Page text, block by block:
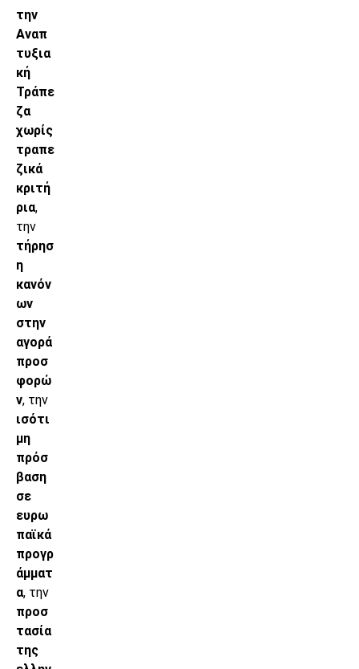
την
Αναπ
τυξια
κή
Τράπε
ζα
χωρίς
τραπε
ζικά
κριτή
ρια,
την
τήρησ
η
κανόν
ων
στην
αγορά
προσ
φορώ
ν, την
ισότι
μη
πρόσ
βαση
σε
ευρω
παϊκά
προγρ
άμματ
α, την
προσ
τασία
της